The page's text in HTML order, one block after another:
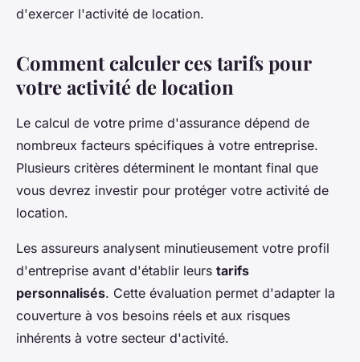
d'exercer l'activité de location.
Comment calculer ces tarifs pour
votre activité de location
Le calcul de votre prime d'assurance dépend de
nombreux facteurs spécifiques à votre entreprise.
Plusieurs critères déterminent le montant final que
vous devrez investir pour protéger votre activité de
location.
Les assureurs analysent minutieusement votre profil
d'entreprise avant d'établir leurs tarifs
personnalisés. Cette évaluation permet d'adapter la
couverture à vos besoins réels et aux risques
inhérents à votre secteur d'activité.